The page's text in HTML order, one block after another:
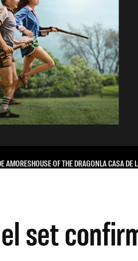
AMORESHOUSE OF THE DRAGONLA CASA DE
set